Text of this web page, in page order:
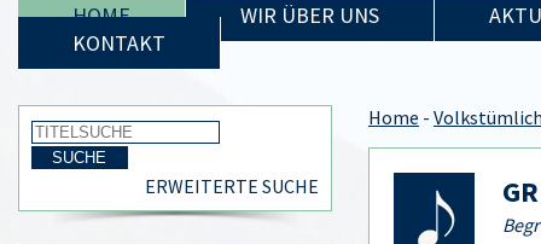
HOME WIR ÜBER UNS
KONTAKT
ERWEITERTE SUCHE
Home -